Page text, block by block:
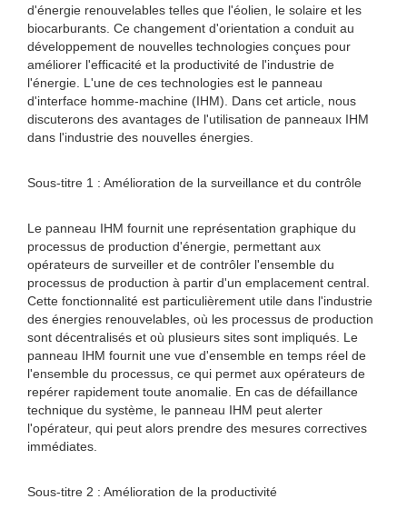
d'énergie renouvelables telles que l'éolien, le solaire et les
biocarburants. Ce changement d'orientation a conduit au
développement de nouvelles technologies conçues pour
améliorer l'efficacité et la productivité de l'industrie de
l'énergie. L'une de ces technologies est le panneau
d'interface homme-machine (IHM). Dans cet article, nous
discuterons des avantages de l'utilisation de panneaux IHM
dans l'industrie des nouvelles énergies.
Sous-titre 1 : Amélioration de la surveillance et du contrôle
Le panneau IHM fournit une représentation graphique du
processus de production d'énergie, permettant aux
opérateurs de surveiller et de contrôler l'ensemble du
processus de production à partir d'un emplacement central.
Cette fonctionnalité est particulièrement utile dans l'industrie
des énergies renouvelables, où les processus de production
sont décentralisés et où plusieurs sites sont impliqués. Le
panneau IHM fournit une vue d'ensemble en temps réel de
l'ensemble du processus, ce qui permet aux opérateurs de
repérer rapidement toute anomalie. En cas de défaillance
technique du système, le panneau IHM peut alerter
l'opérateur, qui peut alors prendre des mesures correctives
immédiates.
Sous-titre 2 : Amélioration de la productivité